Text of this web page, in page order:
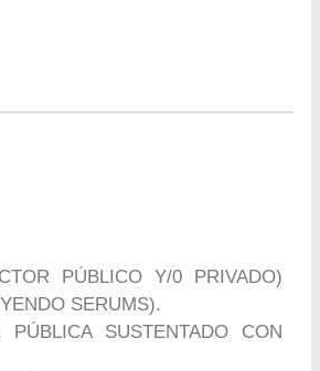
PÚBLICO Y/0 PRIVADO)
SERUMS).
SUSTENTADO CON